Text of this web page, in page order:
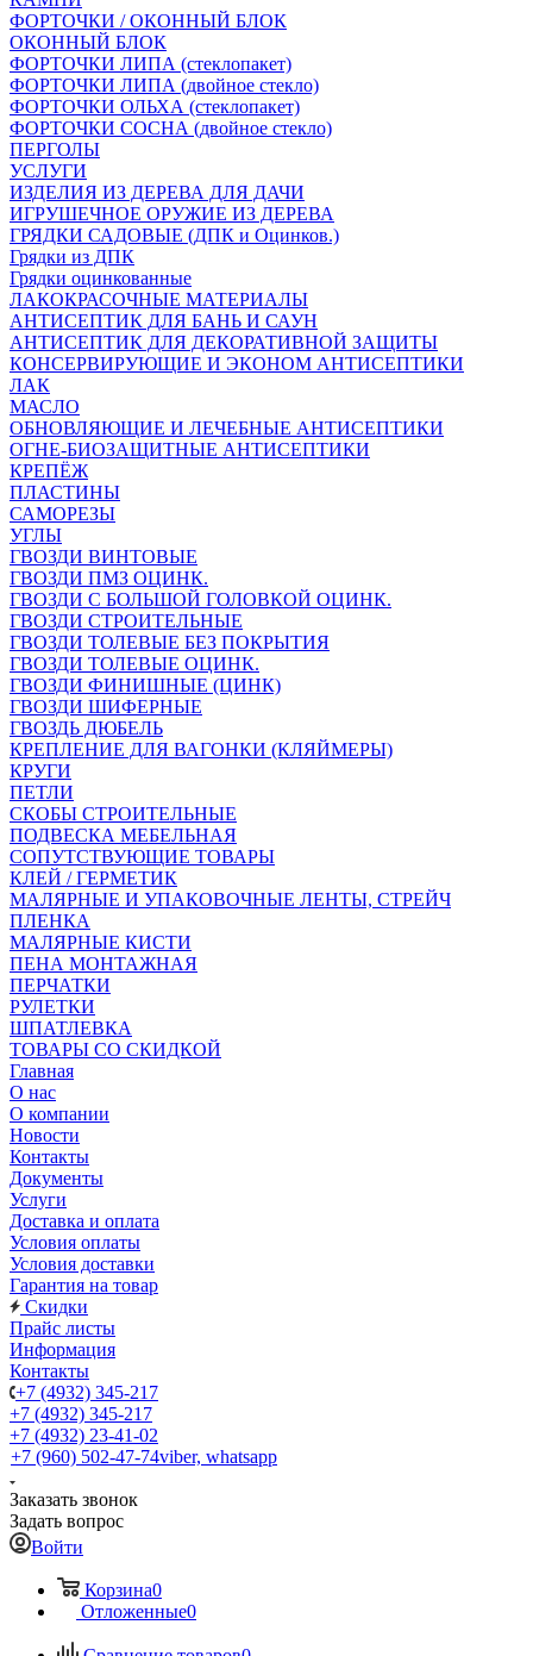
ФОРТОЧКИ / ОКОННЫЙ БЛОК
ОКОННЫЙ БЛОК
ФОРТОЧКИ ЛИПА (стеклопакет)
ФОРТОЧКИ ЛИПА (двойное стекло)
ФОРТОЧКИ ОЛЬХА (стеклопакет)
ФОРТОЧКИ СОСНА (двойное стекло)
ПЕРГОЛЫ
УСЛУГИ
ИЗДЕЛИЯ ИЗ ДЕРЕВА ДЛЯ ДАЧИ
ИГРУШЕЧНОЕ ОРУЖИЕ ИЗ ДЕРЕВА
ГРЯДКИ САДОВЫЕ (ДПК и Оцинков.)
Грядки из ДПК
Грядки оцинкованные
ЛАКОКРАСОЧНЫЕ МАТЕРИАЛЫ
АНТИСЕПТИК ДЛЯ БАНЬ И САУН
АНТИСЕПТИК ДЛЯ ДЕКОРАТИВНОЙ ЗАЩИТЫ
КОНСЕРВИРУЮЩИЕ И ЭКОНОМ АНТИСЕПТИКИ
ЛАК
МАСЛО
ОБНОВЛЯЮЩИЕ И ЛЕЧЕБНЫЕ АНТИСЕПТИКИ
ОГНЕ-БИОЗАЩИТНЫЕ АНТИСЕПТИКИ
КРЕПЁЖ
ПЛАСТИНЫ
САМОРЕЗЫ
УГЛЫ
ГВОЗДИ ВИНТОВЫЕ
ГВОЗДИ ПМЗ ОЦИНК.
ГВОЗДИ С БОЛЬШОЙ ГОЛОВКОЙ ОЦИНК.
ГВОЗДИ СТРОИТЕЛЬНЫЕ
ГВОЗДИ ТОЛЕВЫЕ БЕЗ ПОКРЫТИЯ
ГВОЗДИ ТОЛЕВЫЕ ОЦИНК.
ГВОЗДИ ФИНИШНЫЕ (ЦИНК)
ГВОЗДИ ШИФЕРНЫЕ
ГВОЗДЬ ДЮБЕЛЬ
КРЕПЛЕНИЕ ДЛЯ ВАГОНКИ (КЛЯЙМЕРЫ)
КРУГИ
ПЕТЛИ
СКОБЫ СТРОИТЕЛЬНЫЕ
ПОДВЕСКА МЕБЕЛЬНАЯ
СОПУТСТВУЮЩИЕ ТОВАРЫ
КЛЕЙ / ГЕРМЕТИК
МАЛЯРНЫЕ И УПАКОВОЧНЫЕ ЛЕНТЫ, СТРЕЙЧ
ПЛЕНКА
МАЛЯРНЫЕ КИСТИ
ПЕНА МОНТАЖНАЯ
ПЕРЧАТКИ
РУЛЕТКИ
ШПАТЛЕВКА
ТОВАРЫ СО СКИДКОЙ
Главная
О нас
О компании
Новости
Контакты
Документы
Услуги
Доставка и оплата
Условия оплаты
Условия доставки
Гарантия на товар
Скидки
Прайс листы
Информация
Контакты
+7 (4932) 345-217
+7 (4932) 345-217
+7 (4932) 23-41-02
+7 (960) 502-47-74viber, whatsapp
Заказать звонок
Задать вопрос
Войти
Корзина0
Отложенные0